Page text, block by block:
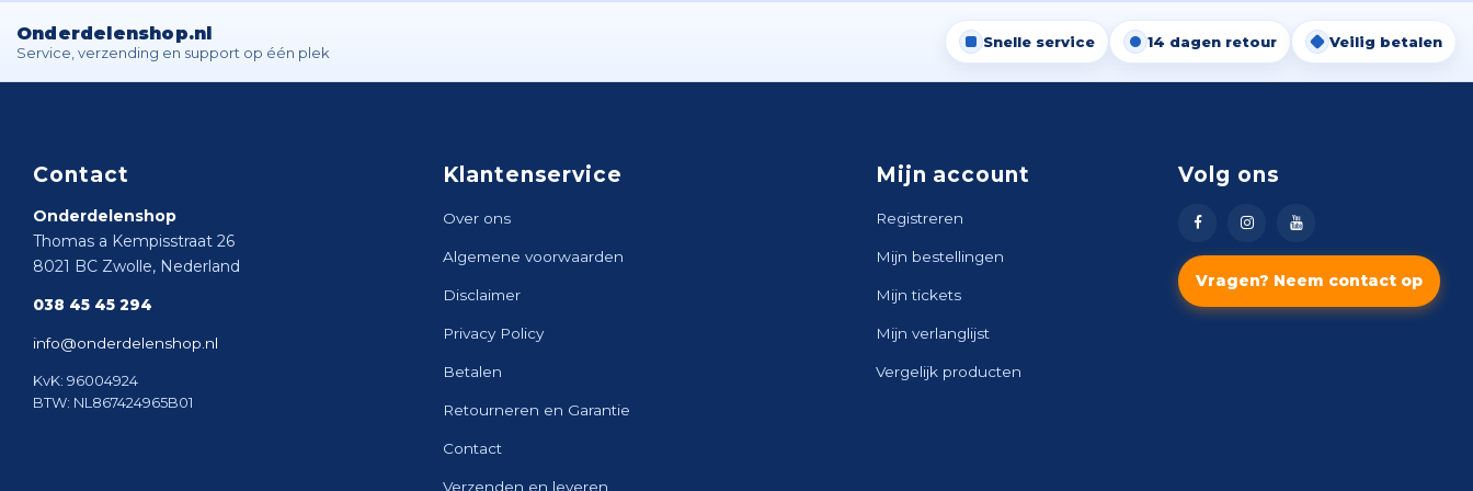
Onderdelenshop.nl
Service, verzending en support op één plek
Snelle service 14 dagen retour Veilig betalen
Contact
Onderdelenshop
Thomas a Kempisstraat 26
8021 BC Zwolle, Nederland
038 45 45 294
info@onderdelenshop.nl
KvK: 96004924
BTW: NL867424965B01
Klantenservice
Over ons
Algemene voorwaarden
Disclaimer
Privacy Policy
Betalen
Retourneren en Garantie
Contact
Verzenden en leveren
Mijn account
Registreren
Mijn bestellingen
Mijn tickets
Mijn verlanglijst
Vergelijk producten
Volg ons
Vragen? Neem contact op